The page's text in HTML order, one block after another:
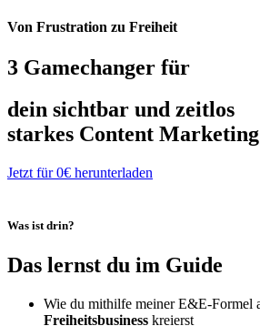
Von Frustration zu Freiheit
3 Gamechanger für
dein sichtbar und zeitlos
starkes Content Marketing
Jetzt für 0€ herunterladen
Was ist drin?
Das lernst du im Guide
Wie du mithilfe meiner E&E-Formel
Freiheitsbusiness kreierst